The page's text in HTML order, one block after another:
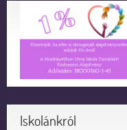
Iskolánkról